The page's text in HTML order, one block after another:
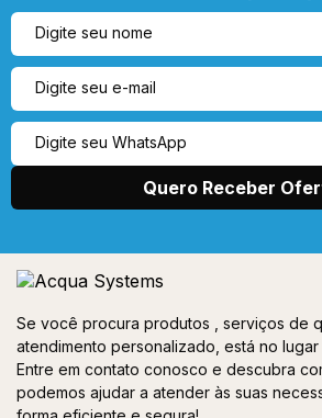
Se você procura produtos , serviços de
atendimento personalizado, está no lugar
Entre em contato conosco e descubra
podemos ajudar a atender às suas